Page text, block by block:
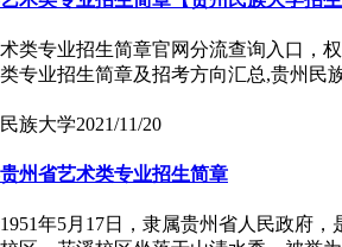
类专业招生简章官网分流查询入口，
专业招生简章及招考方向汇总,贵州民
族大学2021/11/20
州省艺术类专业招生简章
年5月17日，隶属贵州省人民政府